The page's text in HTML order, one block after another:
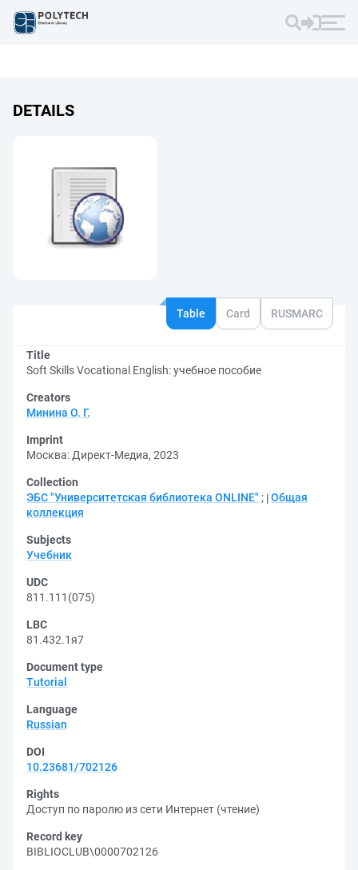
DETAILS
Table Card RUSMARC
Title
Soft Skills Vocational English: учебное пособие
Creators
Минина О. Г.
Imprint
Москва: Директ-Медиа, 2023
Collection
ЭБС "Университетская библиотека ONLINE" ; Общая
коллекция
Subjects
Учебник
UDC
811.111(075)
LBC
81.432.1я7
Document type
Tutorial
Language
Russian
DOI
10.23681/702126
Rights
Доступ по паролю из сети Интернет (чтение)
Record key
BIBLIOCLUB\0000702126